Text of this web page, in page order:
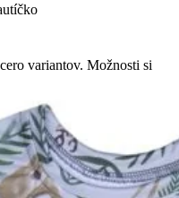
variantov. Možnosti si